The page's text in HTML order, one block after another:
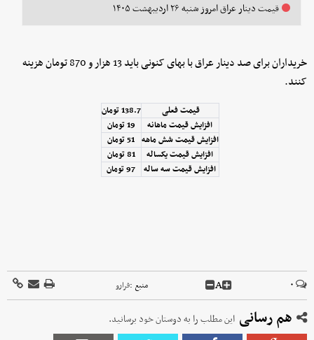
قیمت دینار عراق امروز شنبه ۲۶ اردیبهشت ۱۴۰۵
خریداران برای صد دینار عراق با بهای کنونی باید 13 هزار و 870 تومان هزینه
کنند.
قیمت فعلی
138.7 تومان
افزایش قیمت ماهانه
19 تومان
افزایش قیمت شش ماهه 51 تومان
افزایش قیمت یکساله
81 تومان
افزایش قیمت سه ساله 97 تومان
۰ A منبع :فرارو
هم رسانی این مطلب را به دوستان خود برسانید.